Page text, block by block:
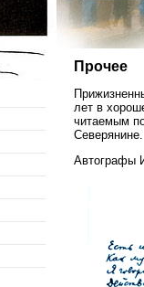
Прочее
лет в
читаемым
Северянине.
Автографы